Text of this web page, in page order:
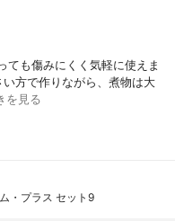
ても傷みにくく気軽に使えま
方で作りながら、煮物は大
を見る
・プラス セット9